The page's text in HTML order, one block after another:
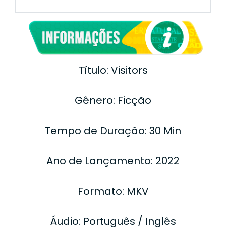
Título: Visitors
Gênero: Ficção
Tempo de Duração: 30 Min
Ano de Lançamento: 2022
Formato: MKV
Áudio: Português / Inglês